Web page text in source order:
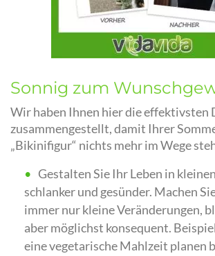
Sonnig zum
Wir haben Ihnen hier die effektivsten
zusammengestellt, damit Ihrer
„Bikinifigur“ nichts mehr im Wege
Gestalten Sie Ihr Leben in
schlanker und gesünder. Machen
immer nur kleine Veränderungen,
aber möglichst konsequent.
eine vegetarische Mahlzeit planen